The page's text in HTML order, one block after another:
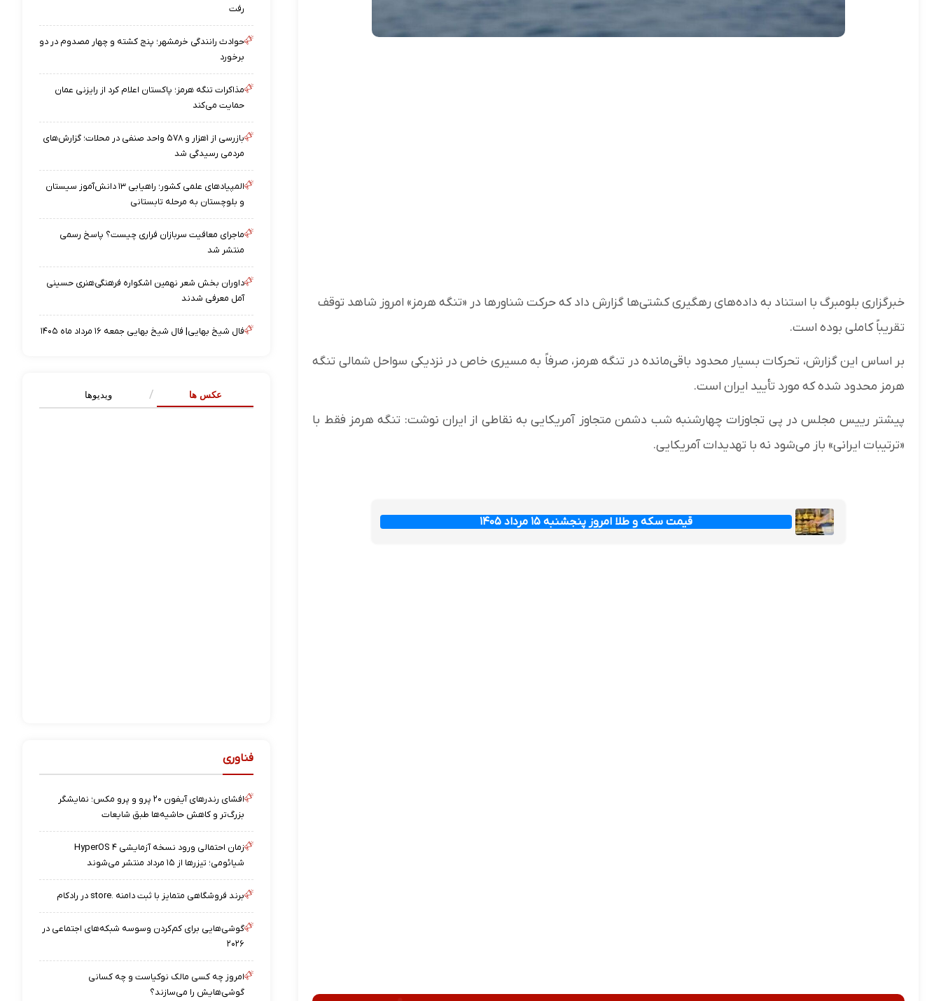
خبرگزاری بلومبرگ با استناد به داده‌های رهگیری کشتی‌ها گزارش داد که حرکت شناورها در «تنگه هرمز» امروز شاهد توقف
تقریباً کاملی بوده است.
بر اساس این گزارش، تحرکات بسیار محدود باقی‌مانده در تنگه هرمز، صرفاً به مسیری خاص در نزدیکی سواحل شمالی تنگه
هرمز محدود شده که مورد تأیید ایران است.
پیشتر رییس مجلس در پی تجاوزات چهارشنبه شب دشمن متجاوز آمریکایی به نقاطی از ایران نوشت: تنگه هرمز فقط با
«ترتیبات ایرانی» باز می‌شود نه با تهدیدات آمریکایی.
قیمت سکه و طلا امروز پنجشنبه ۱۵ مرداد ۱۴۰۵
رفت
حوادث رانندگی خرمشهر؛ پنج کشته و چهار مصدوم در دو
برخورد
مذاکرات تنگه هرمز؛ پاکستان اعلام کرد از رایزنی عمان
حمایت می‌کند
بازرسی از ۱‌هزار و ۵۷۸ واحد صنفی در محلات؛ گزارش‌های
مردمی رسیدگی شد
المپیادهای علمی کشور؛ راهیابی ۱۳ دانش‌آموز سیستان
و بلوچستان به مرحله تابستانی
ماجرای معافیت سربازان فراری چیست؟ پاسخ رسمی
منتشر شد
داوران بخش شعر نهمین اشکواره فرهنگی‌هنری حسینی
آمل معرفی شدند
فال شیخ بهایی| فال شیخ بهایی جمعه ۱۶ مرداد ماه ۱۴۰۵
عکس ها ویدیوها
فناوری
افشای رندرهای آیفون ۲۰ پرو و پرو مکس؛ نمایشگر
بزرگ‌تر و کاهش حاشیه‌ها طبق شایعات
زمان احتمالی ورود نسخه آزمایشی HyperOS ۴
شیائومی؛ تیزرها از ۱۵ مرداد منتشر می‌شوند
برند فروشگاهی متمایز با ثبت دامنه .store در رادکام
گوشی‌هایی برای کم‌کردن وسوسه شبکه‌های اجتماعی در
۲۰۲۶
امروز چه کسی مالک نوکیاست و چه کسانی
گوشی‌هایش را می‌سازند؟